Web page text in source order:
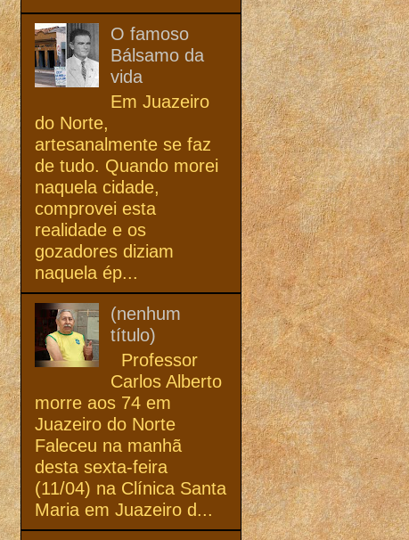
O famoso
Bálsamo da
vida
Em Juazeiro
do Norte,
artesanalmente se faz
de tudo. Quando morei
naquela cidade,
comprovei esta
realidade e os
gozadores diziam
naquela ép...
(nenhum
título)
Professor
Carlos Alberto
morre aos 74 em
Juazeiro do Norte
Faleceu na manhã
desta sexta-feira
(11/04) na Clínica Santa
Maria em Juazeiro d...